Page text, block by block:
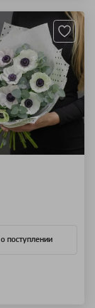
поступлении